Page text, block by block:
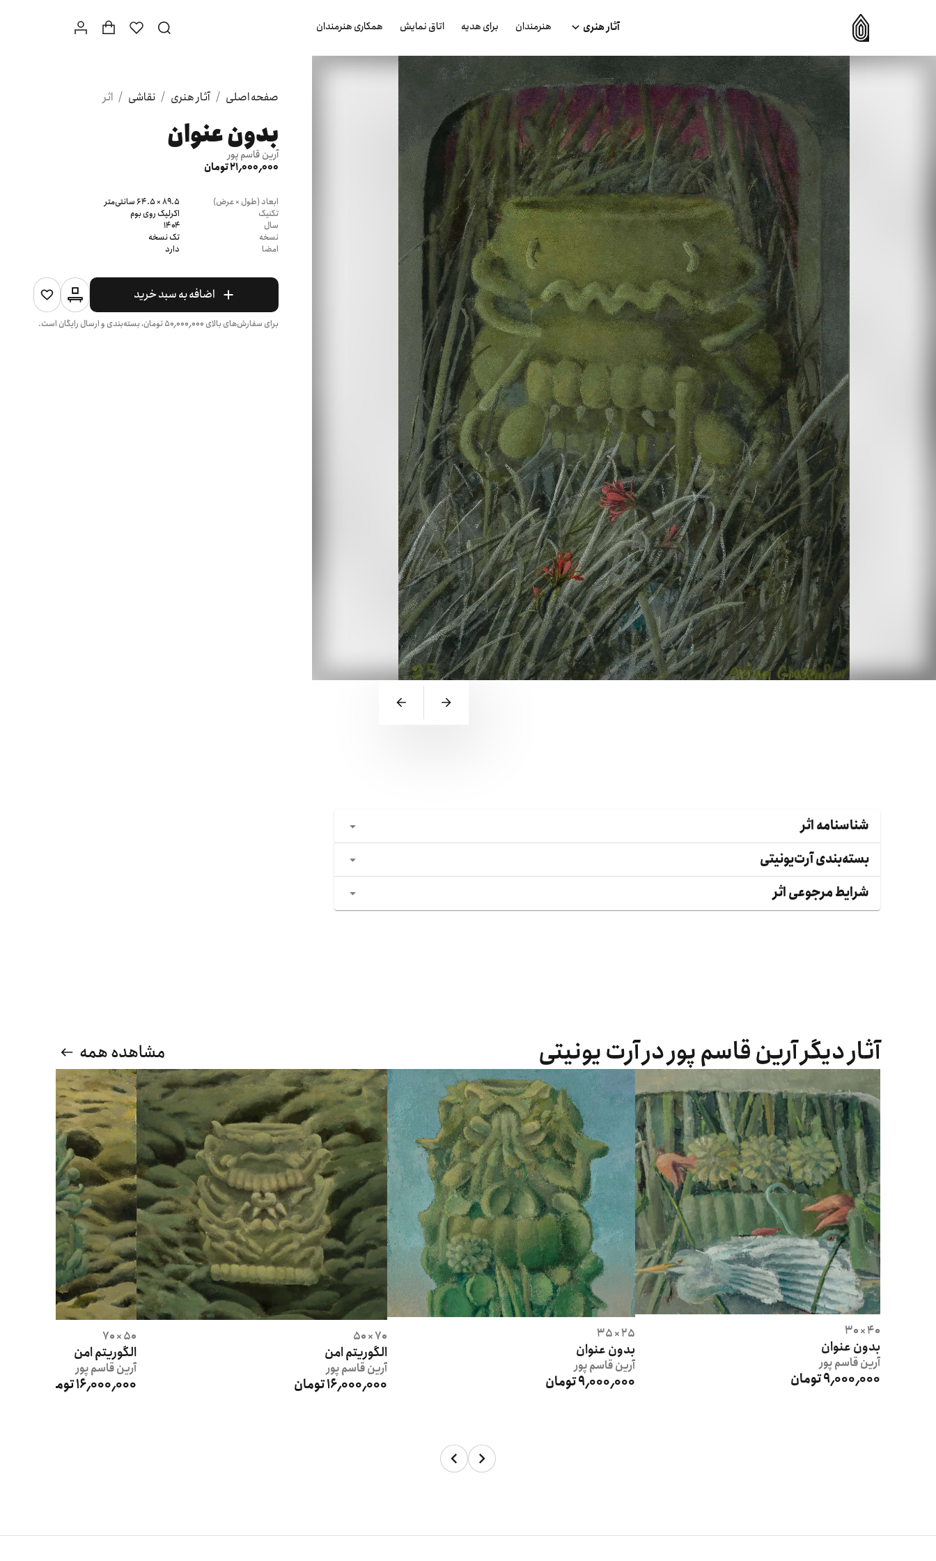
آثار هنری هنرمندان برای هدیه اتاق نمایش همکاری هنرمندان
صفحه اصلی / آثار هنری / نقاشی / اثر
بدون عنوان
آرین قاسم پور
21٬000٬000 تومان
ابعاد (طول × عرض)
89.5 × 64.5 سانتی‌متر
تکنیک
اکرلیک روی بوم
سال
۱۴۰۴
نسخه
تک نسخه
امضا
دارد
اضافه به سبد خرید
برای سفارش‌های بالای ۵۰٬۰۰۰٬۰۰۰تومان، بسته‌بندی و ارسال رایگان است.
شناسنامه اثر
بسته‌بندی آرت‌یونیتی
شرایط مرجوعی اثر
آثار دیگر آرین قاسم پور در آرت یونیتی مشاهده همه
40 × 30
بدون عنوان
آرینقاسم پور
9٬000٬000 تومان
25 × 35
بدون عنوان
آرینقاسم پور
9٬000٬000 تومان
70 × 50
الگوریتم امن
آرینقاسم پور
16٬000٬000 تومان
50 × 70
الگوریتم امن
آرینقاسم پور
16٬000٬000 تومان